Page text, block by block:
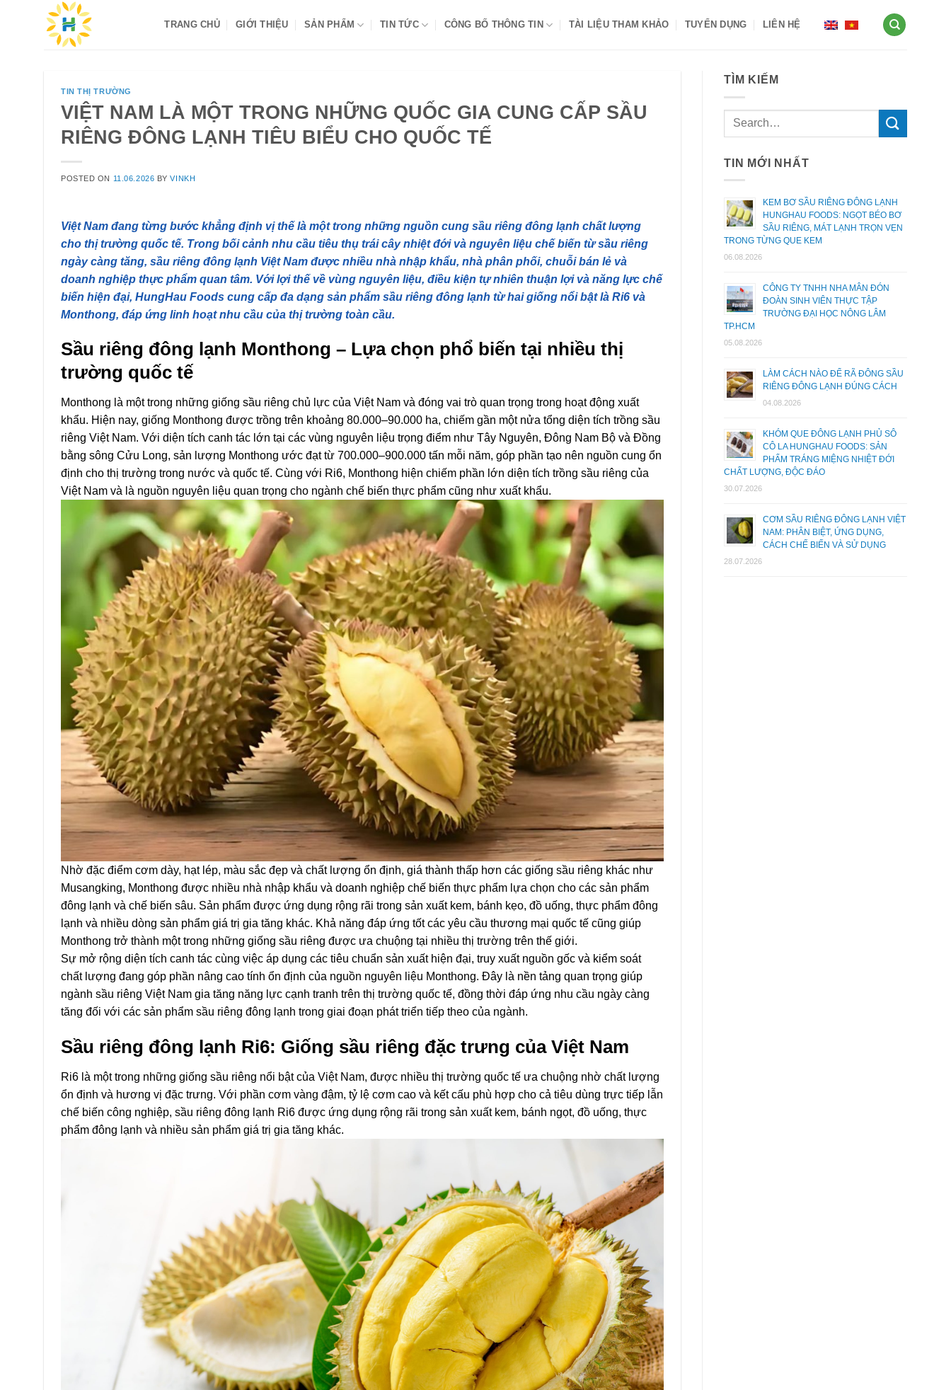
TRANG CHỦ GIỚI THIỆU SẢN PHẨM TIN TỨC CÔNG BỐ THÔNG TIN TÀI LIỆU THAM KHẢO TUYỂN DỤNG LIÊN HỆ
TIN THỊ TRƯỜNG
VIỆT NAM LÀ MỘT TRONG NHỮNG QUỐC GIA CUNG CẤP SẦU
RIÊNG ĐÔNG LẠNH TIÊU BIỂU CHO QUỐC TẾ
POSTED ON 11.06.2026 BYVINKH
Việt Nam đang từng bước khẳng định vị thế là một trong những nguồn cung sầu riêng đông lạnh chất lượng
cho thị trường quốc tế. Trong bối cảnh nhu cầu tiêu thụ trái cây nhiệt đới và nguyên liệu chế biến từ sầu riêng
ngày càng tăng, sầu riêng đông lạnh Việt Nam được nhiều nhà nhập khẩu, nhà phân phối, chuỗi bán lẻ và
doanh nghiệp thực phẩm quan tâm. Với lợi thế về vùng nguyên liệu, điều kiện tự nhiên thuận lợi và năng lực chế
biến hiện đại, HungHau Foods cung cấp đa dạng sản phẩm sầu riêng đông lạnh từ hai giống nổi bật là Ri6 và
Monthong, đáp ứng linh hoạt nhu cầu của thị trường toàn cầu.
Sầu riêng đông lạnh Monthong – Lựa chọn phổ biến tại nhiều thị
trường quốc tế
Monthong là một trong những giống sầu riêng chủ lực của Việt Nam và đóng vai trò quan trọng trong hoạt động xuất
khẩu. Hiện nay, giống Monthong được trồng trên khoảng 80.000–90.000 ha, chiếm gần một nửa tổng diện tích trồng sầu
riêng Việt Nam. Với diện tích canh tác lớn tại các vùng nguyên liệu trọng điểm như Tây Nguyên, Đông Nam Bộ và Đồng
bằng sông Cửu Long, sản lượng Monthong ước đạt từ 700.000–900.000 tấn mỗi năm, góp phần tạo nên nguồn cung ổn
định cho thị trường trong nước và quốc tế. Cùng với Ri6, Monthong hiện chiếm phần lớn diện tích trồng sầu riêng của
Việt Nam và là nguồn nguyên liệu quan trọng cho ngành chế biến thực phẩm cũng như xuất khẩu.
Nhờ đặc điểm cơm dày, hạt lép, màu sắc đẹp và chất lượng ổn định, giá thành thấp hơn các giống sầu riêng khác như
Musangking, Monthong được nhiều nhà nhập khẩu và doanh nghiệp chế biến thực phẩm lựa chọn cho các sản phẩm
đông lạnh và chế biến sâu. Sản phẩm được ứng dụng rộng rãi trong sản xuất kem, bánh kẹo, đồ uống, thực phẩm đông
lạnh và nhiều dòng sản phẩm giá trị gia tăng khác. Khả năng đáp ứng tốt các yêu cầu thương mại quốc tế cũng giúp
Monthong trở thành một trong những giống sầu riêng được ưa chuộng tại nhiều thị trường trên thế giới.
Sự mở rộng diện tích canh tác cùng việc áp dụng các tiêu chuẩn sản xuất hiện đại, truy xuất nguồn gốc và kiểm soát
chất lượng đang góp phần nâng cao tính ổn định của nguồn nguyên liệu Monthong. Đây là nền tảng quan trọng giúp
ngành sầu riêng Việt Nam gia tăng năng lực cạnh tranh trên thị trường quốc tế, đồng thời đáp ứng nhu cầu ngày càng
tăng đối với các sản phẩm sầu riêng đông lạnh trong giai đoạn phát triển tiếp theo của ngành.
Sầu riêng đông lạnh Ri6: Giống sầu riêng đặc trưng của Việt Nam
Ri6 là một trong những giống sầu riêng nổi bật của Việt Nam, được nhiều thị trường quốc tế ưa chuộng nhờ chất lượng
ổn định và hương vị đặc trưng. Với phần cơm vàng đậm, tỷ lệ cơm cao và kết cấu phù hợp cho cả tiêu dùng trực tiếp lẫn
chế biến công nghiệp, sầu riêng đông lạnh Ri6 được ứng dụng rộng rãi trong sản xuất kem, bánh ngọt, đồ uống, thực
phẩm đông lạnh và nhiều sản phẩm giá trị gia tăng khác.
TÌM KIẾM
TIN MỚI NHẤT
KEM BƠ SẦU RIÊNG ĐÔNG LẠNH
HUNGHAU FOODS: NGỌT BÉO BƠ
SẦU RIÊNG, MÁT LẠNH TRỌN VẸN
TRONG TỪNG QUE KEM
06.08.2026
CÔNG TY TNHH NHA MÂN ĐÓN
ĐOÀN SINH VIÊN THỰC TẬP
TRƯỜNG ĐẠI HỌC NÔNG LÂM
TP.HCM
05.08.2026
LÀM CÁCH NÀO ĐỂ RÃ ĐÔNG SẦU
RIÊNG ĐÔNG LẠNH ĐÚNG CÁCH
04.08.2026
KHÓM QUE ĐÔNG LẠNH PHỦ SÔ
CÔ LA HUNGHAU FOODS: SẢN
PHẨM TRÁNG MIỆNG NHIỆT ĐỚI
CHẤT LƯỢNG, ĐỘC ĐÁO
30.07.2026
CƠM SẦU RIÊNG ĐÔNG LẠNH VIỆT
NAM: PHÂN BIỆT, ỨNG DỤNG,
CÁCH CHẾ BIẾN VÀ SỬ DỤNG
28.07.2026